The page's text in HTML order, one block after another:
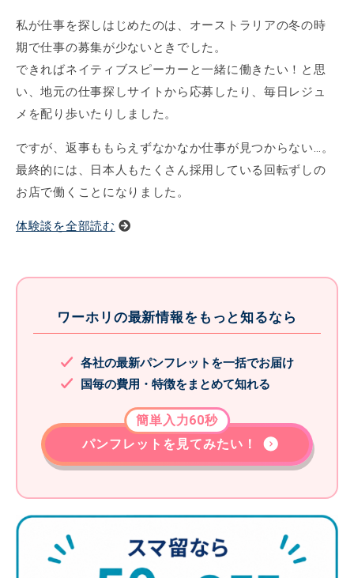
私が仕事を探しはじめたのは、オーストラリアの冬の時
期で仕事の募集が少ないときでした。
できればネイティブスピーカーと一緒に働きたい！と思
い、地元の仕事探しサイトから応募したり、毎日レジュ
メを配り歩いたりしました。
ですが、返事ももらえずなかなか仕事が見つからない…。
最終的には、日本人もたくさん採用している回転ずしの
お店で働くことになりました。
体験談を全部読む
ワーホリの最新情報をもっと知るなら
各社の最新パンフレットを一括でお届け
国毎の費用・特徴をまとめて知れる
パンフレットを見てみたい！
簡単入力60秒